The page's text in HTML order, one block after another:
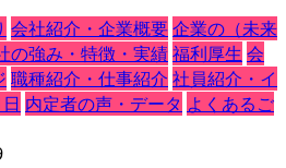
会社紹介・企業概要企業の（未来
の強み・特徴・実績福利厚生 会
職種紹介・仕事紹介 社員紹介・イ
内定者の声・データ よくあるご